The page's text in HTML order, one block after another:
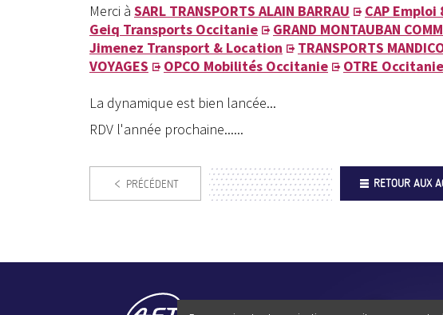
Merci à SARL TRANSPORTS ALAIN BARRAU CAP
Geiq Transports Occitanie
GRAND MONTAUBAN
Jimenez Transport & Location
TRANSPORTS
VOYAGES
OPCO Mobilités Occitanie
OTRE Occitanie
La dynamique est bien lancée...
RDV l'année prochaine......
PRÉCÉDENT RETOUR AUX